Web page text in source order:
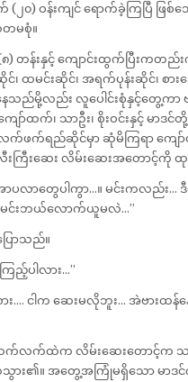
၂၀) ဝန်းကျင် ရောက်ခဲ့ကြပြီ ဖြ
မစုံ။
တန်းနှင့် ကျောင်းထွက်ပြီးကတည်း
ထမင်းဆိုင်၊ အရက်ပုန်းဆိုင်၊ စာ
ေသည်မို့လည်း လူပေါင်းစုံနှင့်တွေ့
ျော်ထက်၊ သာဦး၊ စိုးဝင်းနှင့် မ
လက်ဖက်ရည်ဆိုင်မှာ ဆုံမိကြရာ ကျော်ထ
ကြီးဆေး လိမ်းဆေးအတောင့်ကို
ာပလာတွေပါကွာ…။ မင်းကလည်း…
မင်းဘယ်လောက်ယူမလဲ…”
ောသည်။
ြည့်ပါလား…”
ား…. ငါက ဆေးမလိုဘူး… အဲဗားထ
က်လက်ထဲက လိမ်းဆေးတောင့်က သ
း၏။ အတွေ့အကြုံမရှိသော မာဒင်